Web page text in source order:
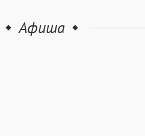
Афиша